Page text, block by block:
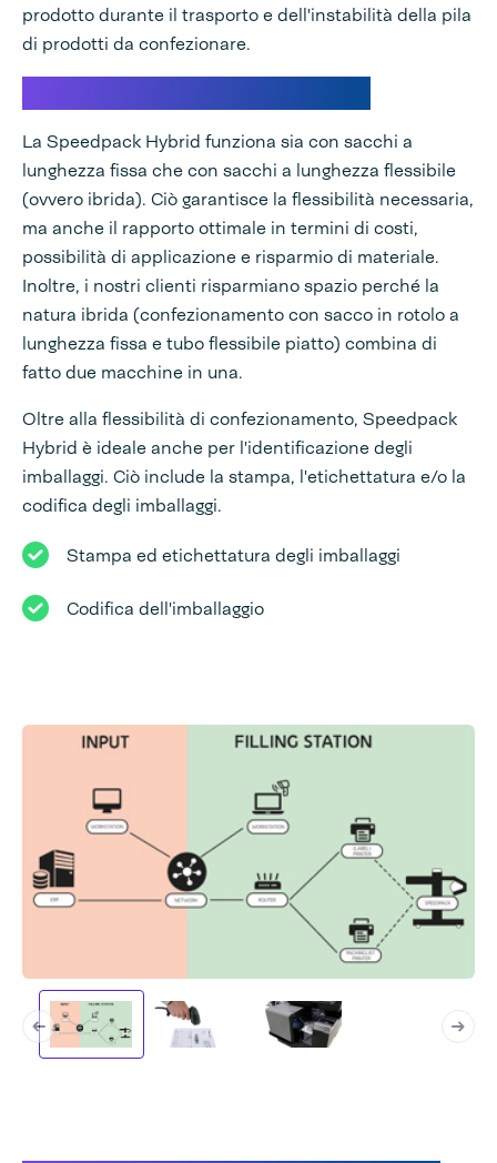
prodotto durante il trasporto e dell'instabilità della pila
di prodotti da confezionare.
La Speedpack Hybrid funziona sia con sacchi a
lunghezza fissa che con sacchi a lunghezza flessibile
(ovvero ibrida). Ciò garantisce la flessibilità necessaria,
ma anche il rapporto ottimale in termini di costi,
possibilità di applicazione e risparmio di materiale.
Inoltre, i nostri clienti risparmiano spazio perché la
natura ibrida (confezionamento con sacco in rotolo a
lunghezza fissa e tubo flessibile piatto) combina di
fatto due macchine in una.
Oltre alla flessibilità di confezionamento, Speedpack
Hybrid è ideale anche per l'identificazione degli
imballaggi. Ciò include la stampa, l'etichettatura e/o la
codifica degli imballaggi.
Stampa ed etichettatura degli imballaggi
Codifica dell'imballaggio